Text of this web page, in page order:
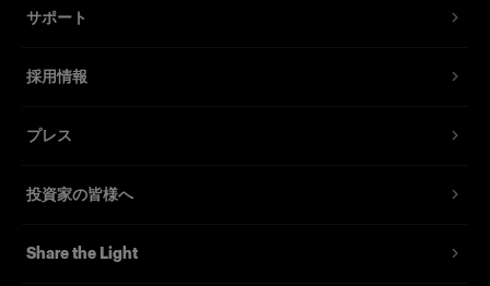
けて使用します。
高度なコントロールが可能な細長いバックグラウ
ォトグラファーや、車体に反射する光をシャープ
います。
サポート
採用情報
プレス
投資家の皆様へ
Share the Light